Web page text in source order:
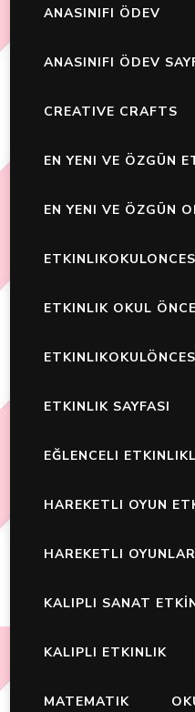
ANASINIFI ÖDEV
ANASINIFI ÖDEV
CREATIVE CRAFTS
EN YENI VE ÖZGÜN
EN YENI VE ÖZGÜN
ETKINLIK OKUL
ETKINLIK SAYFASI
EĞLENCELI
HAREKETLI OYUN
HAREKETLI OYUNLAR
KALIPLI SANAT
KALIPLI ETKINLIK
MATEMATIK